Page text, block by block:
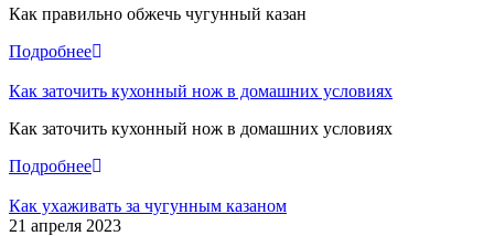
Как правильно обжечь чугунный казан
Подробнее
Как заточить кухонный нож в домашних условиях
Как заточить кухонный нож в домашних условиях
Подробнее
Как ухаживать за чугунным казаном
21 апреля 2023